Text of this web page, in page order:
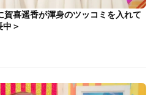
喜遥香が渾身のツッコミを入れて
＞